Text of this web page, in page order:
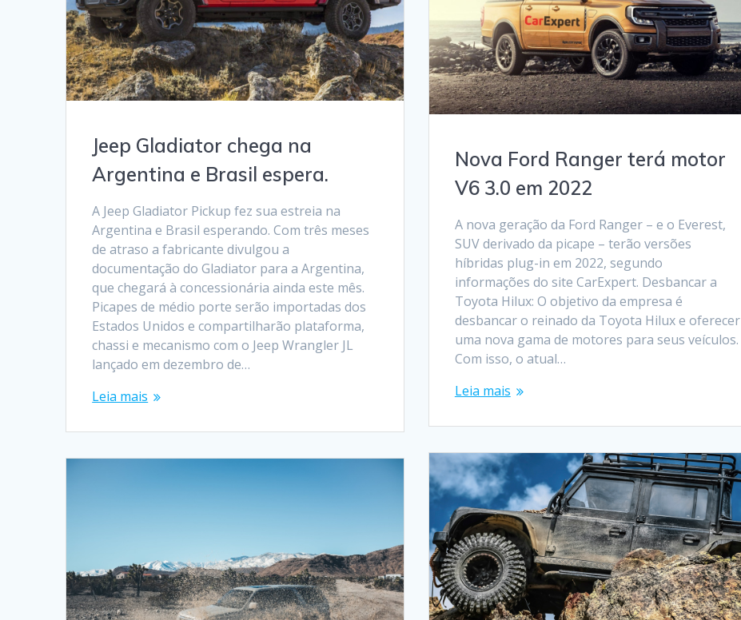
Jeep Gladiator chega na
Argentina e Brasil espera.
A Jeep Gladiator Pickup fez sua estreia na
Argentina e Brasil esperando. Com três meses
de atraso a fabricante divulgou a
documentação do Gladiator para a Argentina,
que chegará à concessionária ainda este mês.
Picapes de médio porte serão importadas dos
Estados Unidos e compartilharão plataforma,
chassi e mecanismo com o Jeep Wrangler JL
lançado em dezembro de…
Leia mais
Nova Ford Ranger terá motor
V6 3.0 em 2022
A nova geração da Ford Ranger – e o Everest,
SUV derivado da picape – terão versões
híbridas plug-in em 2022, segundo
informações do site CarExpert. Desbancar a
Toyota Hilux: O objetivo da empresa é
desbancar o reinado da Toyota Hilux e oferecer
uma nova gama de motores para seus veículos.
Com isso, o atual…
Leia mais